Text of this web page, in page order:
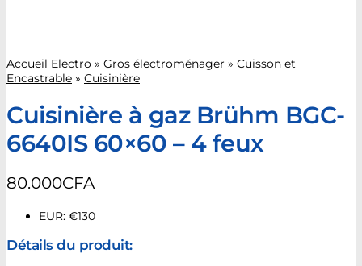
Accueil Electro » Gros électroménager » Cuisson et
Encastrable » Cuisinière
Cuisinière à gaz Brühm BGC-
6640IS 60×60 – 4 feux
80.000CFA
EUR: €130
Détails du produit: